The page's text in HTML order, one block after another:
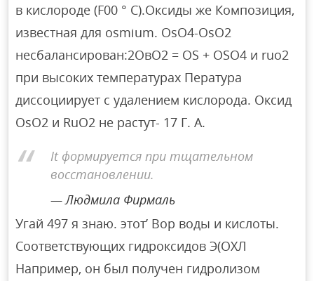
в кислороде (F00 ° С).Оксиды же Композиция,
известная для osmium. OsO4-OsO2
несбалансирован:2ОвО2 = OS + OSO4 и ruo2
при высоких температурах Пература
диссоциирует с удалением кислорода. Оксид
OsO2 и RuO2 не растут- 17 Г. А.
It формируется при тщательном
восстановлении.
Людмила Фирмаль
Угай 497 я знаю. этот’ Вор воды и кислоты.
Соответствующих гидроксидов Э(ОХЛ
Например, он был получен гидролизом